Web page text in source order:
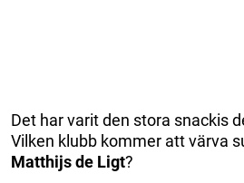
Det har varit den stora snackis
Vilken klubb kommer att värva
Matthijs de Ligt?